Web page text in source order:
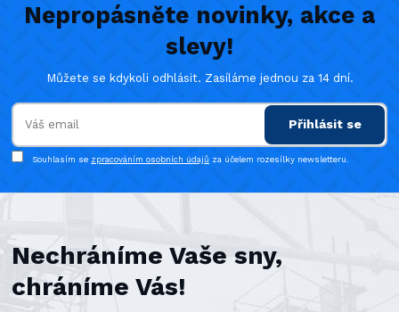
Nepropásněte novinky, akce a
slevy!
Můžete se kdykoli odhlásit. Zasíláme jednou za 14 dní.
Přihlásit se
Souhlasím se zpracováním osobních údajů za účelem rozesílky newsletteru.
Nechráníme Vaše sny,
chráníme Vás!